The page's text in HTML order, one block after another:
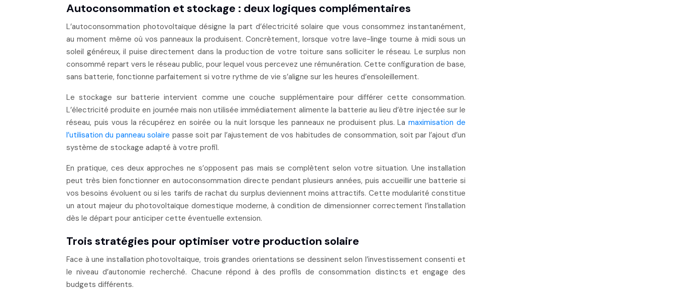
Autoconsommation et stockage : deux logiques complémentaires
L’autoconsommation photovoltaïque désigne la part d’électricité solaire que vous consommez instantanément,
au moment même où vos panneaux la produisent. Concrètement, lorsque votre lave-linge tourne à midi sous un
soleil généreux, il puise directement dans la production de votre toiture sans solliciter le réseau. Le surplus non
consommé repart vers le réseau public, pour lequel vous percevez une rémunération. Cette configuration de base,
sans batterie, fonctionne parfaitement si votre rythme de vie s’aligne sur les heures d’ensoleillement.
Le stockage sur batterie intervient comme une couche supplémentaire pour différer cette consommation.
L’électricité produite en journée mais non utilisée immédiatement alimente la batterie au lieu d’être injectée sur le
réseau, puis vous la récupérez en soirée ou la nuit lorsque les panneaux ne produisent plus. Lamaximisation de
l’utilisation du panneau solaire passe soit par l’ajustement de vos habitudes de consommation, soit par l’ajout d’un
système de stockage adapté à votre profil.
En pratique, ces deux approches ne s’opposent pas mais se complètent selon votre situation. Une installation
peut très bien fonctionner en autoconsommation directe pendant plusieurs années, puis accueillir une batterie si
vos besoins évoluent ou si les tarifs de rachat du surplus deviennent moins attractifs. Cette modularité constitue
un atout majeur du photovoltaïque domestique moderne, à condition de dimensionner correctement l’installation
dès le départ pour anticiper cette éventuelle extension.
Trois stratégies pour optimiser votre production solaire
Face à une installation photovoltaïque, trois grandes orientations se dessinent selon l’investissement consenti et
le niveau d’autonomie recherché. Chacune répond à des profils de consommation distincts et engage des
budgets différents.